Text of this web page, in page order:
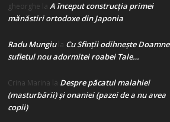
gheorghe la A început construcţia primei
mănăstiri ortodoxe din Japonia
Radu Mungiula Cu Sfinții odihnește Doamne
sufletul nou adormitei roabei Tale…
Crina Marina la Despre păcatul malahiei
(masturbării) şi onaniei (pazei de a nu avea
copii)